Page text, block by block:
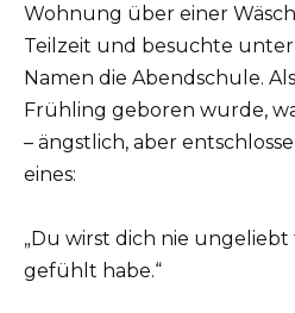
Wohnung über einer
Teilzeit und besuchte
Namen die Abendschule.
Frühling geboren wurde,
– ängstlich, aber
eines:
„Du wirst dich nie ungeliebt
gefühlt habe.“